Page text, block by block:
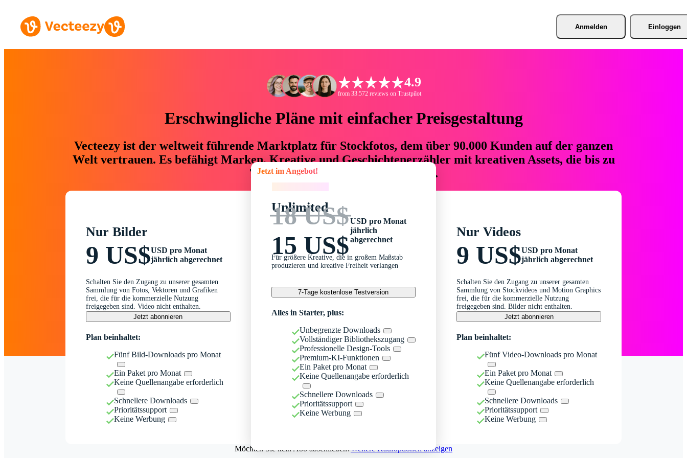
Anmelden Einloggen
4.9
from 33.572 reviews on Trustpilot
Erschwingliche Pläne mit einfacher Preisgestaltung
Vecteezy ist der weltweit führende Marktplatz für Stockfotos, dem über 90.000 Kunden auf der ganzen
Welt vertrauen. Es befähigt Marken, Kreative und Geschichtenerzähler mit kreativen Assets, die bis zu
76 % an Zeit und Budget einsparen.
Nur Bilder
9 US$USD pro Monat
jährlich abgerechnet
Schalten Sie den Zugang zu unserer gesamten
Sammlung von Fotos, Vektoren und Grafiken
frei, die für die kommerzielle Nutzung
freigegeben sind. Video nicht enthalten.
Jetzt abonnieren
Plan beinhaltet:
Fünf Bild-Downloads pro Monat
Ein Paket pro Monat
Keine Quellenangabe erforderlich
Schnellere Downloads
Prioritätssupport
Keine Werbung
Jetzt im Angebot!
Unlimited
18 US$
15 US$
USD pro Monat
jährlich
abgerechnet
Für größere Kreative, die in großem Maßstab
produzieren und kreative Freiheit verlangen
7-Tage kostenlose Testversion
Alles in Starter, plus:
Unbegrenzte Downloads
Vollständiger Bibliothekszugang
Professionelle Design-Tools
Premium-KI-Funktionen
Ein Paket pro Monat
Keine Quellenangabe erforderlich
Schnellere Downloads
Prioritätssupport
Keine Werbung
Nur Videos
9 US$USD pro Monat
jährlich abgerechnet
Schalten Sie den Zugang zu unserer gesamten
Sammlung von Stockvideos und Motion Graphics
frei, die für die kommerzielle Nutzung
freigegeben sind. Bilder nicht enthalten.
Jetzt abonnieren
Plan beinhaltet:
Fünf Video-Downloads pro Monat
Ein Paket pro Monat
Keine Quellenangabe erforderlich
Schnellere Downloads
Prioritätssupport
Keine Werbung
Möchten Sie kein Abo abschließen?Weitere Kaufoptionen anzeigen